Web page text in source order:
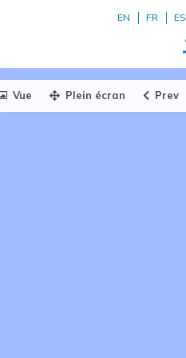
EN FR ES
Vue Plein écran Prev